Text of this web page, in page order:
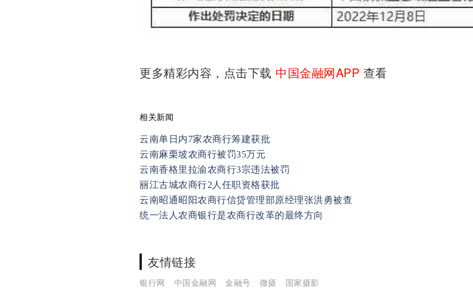
更多精彩内容，点击下载 中国金融网APP 查看
相关新闻
云南单日内7家农商行筹建获批
云南麻栗坡农商行被罚35万元
云南香格里拉渝农商行3宗违法被罚
丽江古城农商行2人任职资格获批
云南昭通昭阳农商行信贷管理部原经理张洪勇被查
统一法人农商银行是农商行改革的最终方向
友情链接
银行网 中国金融网 金融号 微摄 国家摄影